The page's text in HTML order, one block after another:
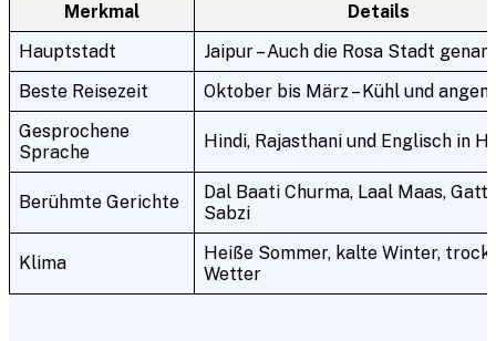
Merkmal
Details
Hauptstadt
Jaipur – Auch die Rosa Stadt
Beste Reisezeit
Oktober bis März – Kühl und
Gesprochene
Sprache
Hindi, Rajasthani und Englisch in
Berühmte Gerichte
Dal Baati Churma, Laal Maas,
Sabzi
Klima
Heiße Sommer, kalte Winter,
Wetter